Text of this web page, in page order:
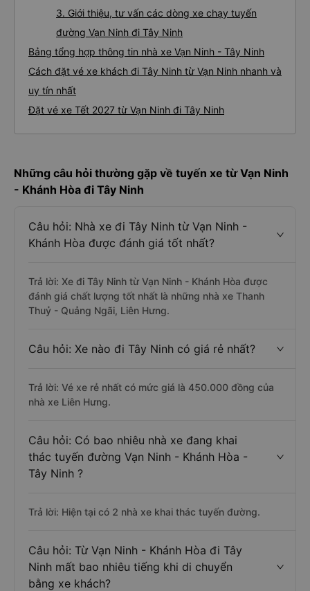
3. Giới thiệu, tư vấn các dòng xe chạy tuyến
đường Vạn Ninh đi Tây Ninh
Bảng tổng hợp thông tin nhà xe Vạn Ninh - Tây Ninh
Cách đặt vé xe khách đi Tây Ninh từ Vạn Ninh nhanh và
uy tín nhất
Đặt vé xe Tết 2027 từ Vạn Ninh đi Tây Ninh
Những câu hỏi thường gặp về tuyến xe từ Vạn Ninh
- Khánh Hòa đi Tây Ninh
Câu hỏi: Nhà xe đi Tây Ninh từ Vạn Ninh -
Khánh Hòa được đánh giá tốt nhất?
Trả lời: Xe đi Tây Ninh từ Vạn Ninh - Khánh Hòa được
đánh giá chất lượng tốt nhất là những nhà xe Thanh
Thuỷ - Quảng Ngãi, Liên Hưng.
Câu hỏi: Xe nào đi Tây Ninh có giá rẻ nhất?
Trả lời: Vé xe rẻ nhất có mức giá là 450.000 đồng của
nhà xe Liên Hưng.
Câu hỏi: Có bao nhiêu nhà xe đang khai
thác tuyến đường Vạn Ninh - Khánh Hòa -
Tây Ninh ?
Trả lời: Hiện tại có 2 nhà xe khai thác tuyến đường.
Câu hỏi: Từ Vạn Ninh - Khánh Hòa đi Tây
Ninh mất bao nhiêu tiếng khi di chuyển
bằng xe khách?